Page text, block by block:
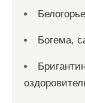
Богема,